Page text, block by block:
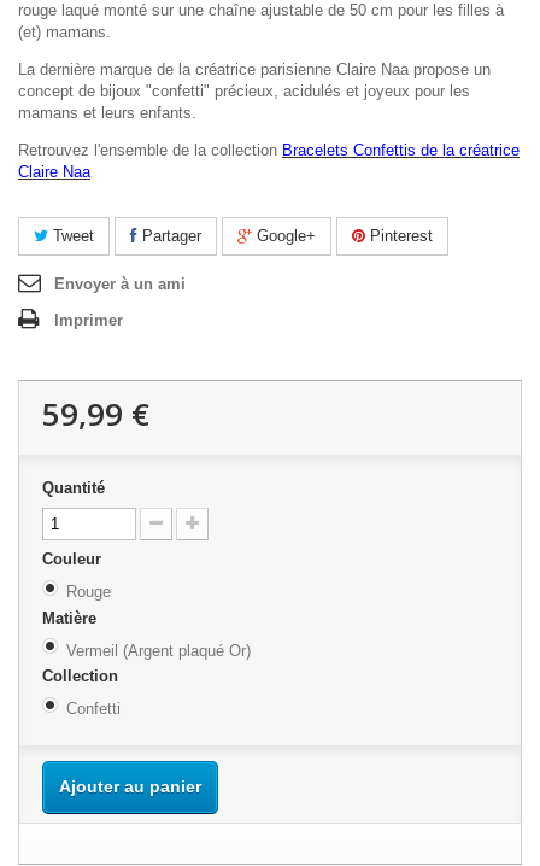
rouge laqué monté sur une chaîne ajustable de 50 cm pour les filles à
(et) mamans.
La dernière marque de la créatrice parisienne Claire Naa propose un
concept de bijoux "confetti" précieux, acidulés et joyeux pour les
mamans et leurs enfants.
Retrouvez l'ensemble de la collection Bracelets Confettis de la créatrice
Claire Naa
Tweet Partager Google+ Pinterest
Envoyer à un ami
Imprimer
59,99 €
Quantité
Couleur
Rouge
Matière
Vermeil (Argent plaqué Or)
Collection
Confetti
Ajouter au panier